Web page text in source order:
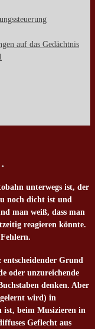
auf das Gedächtnis
unterwegs ist, der
noch dicht ist und
man weiß, dass man
reagieren könnte.
Grund
oder unzureichende
denken. Aber
wird) in
ist, beim Musizieren in
Geflecht aus